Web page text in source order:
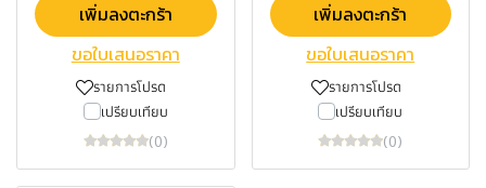
เพิ่มลงตะกร้า
ขอใบเสนอราคา
รายการโปรด
เปรียบเทียบ
(0)
เพิ่มลงตะกร้า
ขอใบเสนอราคา
รายการโปรด
เปรียบเทียบ
(0)